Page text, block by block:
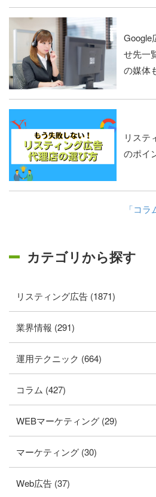
Google
せ先一
の媒体
リステ
のポイ
「コ
カテゴリから探す
リスティング広告 (1871)
業界情報 (291)
運用テクニック (664)
コラム (427)
WEBマーケティング (29)
マーケティング (30)
Web広告 (37)